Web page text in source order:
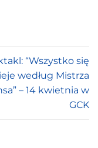
“Wszystko się
według Mistrza
– 14 kwietnia w
GCK